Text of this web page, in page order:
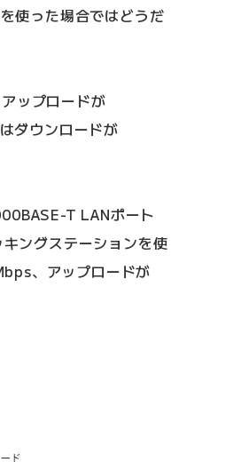
使った場合ではどうだ
ップロードが
ダウンロードが
T LANポート
ングステーションを使
、アップロードが